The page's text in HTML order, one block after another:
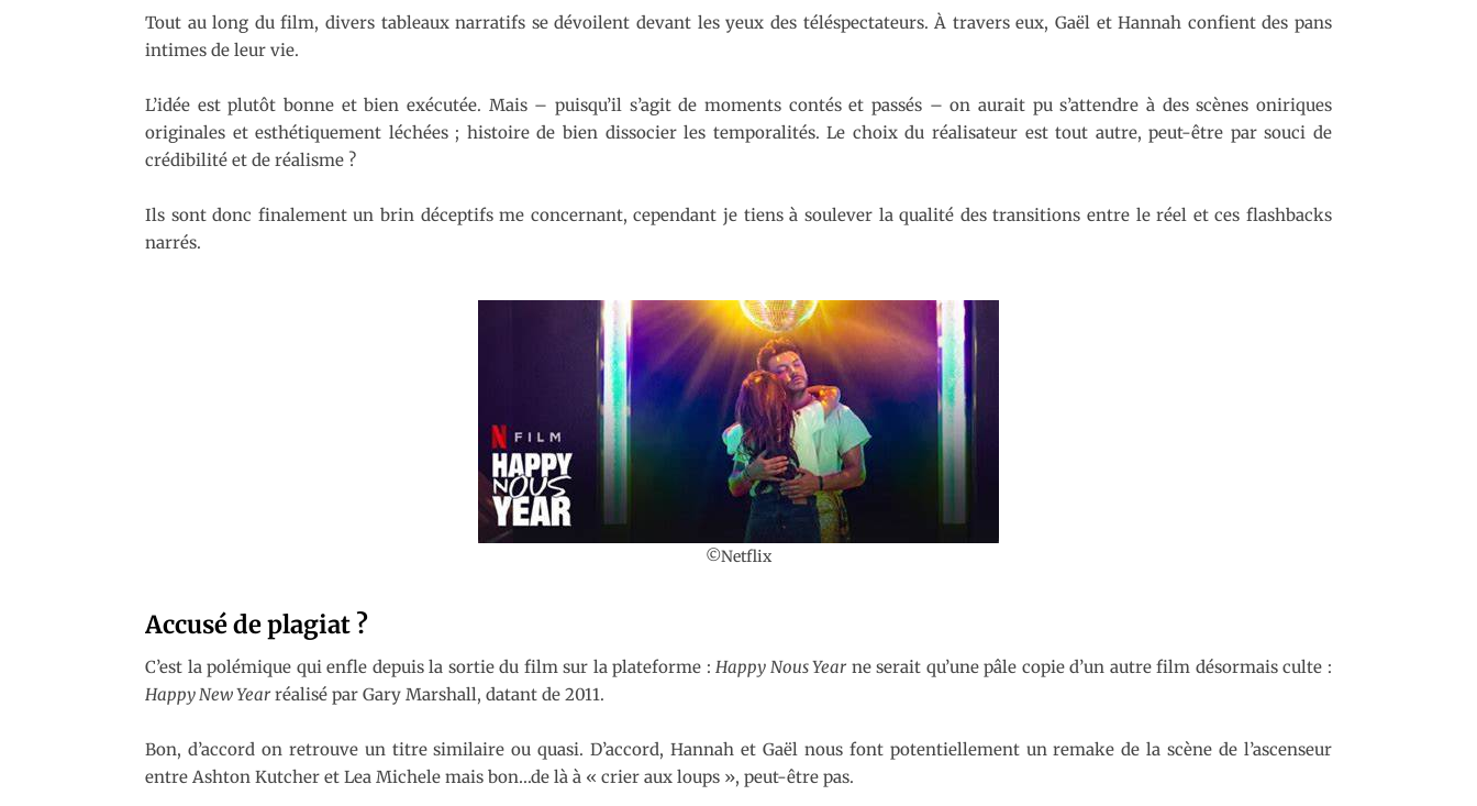
Tout au long du film, divers tableaux narratifs se dévoilent devant les yeux des téléspectateurs. À travers eux, Gaël et Hannah confient des pans
intimes de leur vie.
L’idée est plutôt bonne et bien exécutée. Mais – puisqu’il s’agit de moments contés et passés – on aurait pu s’attendre à des scènes oniriques
originales et esthétiquement léchées ; histoire de bien dissocier les temporalités. Le choix du réalisateur est tout autre, peut-être par souci de
crédibilité et de réalisme ?
Ils sont donc finalement un brin déceptifs me concernant, cependant je tiens à soulever la qualité des transitions entre le réel et ces flashbacks
narrés.
©Netflix
Accusé de plagiat ?
C’est la polémique qui enfle depuis la sortie du film sur la plateforme : Happy Nous Year ne serait qu’une pâle copie d’un autre film désormais culte :
Happy New Year réalisé par Gary Marshall, datant de 2011.
Bon, d’accord on retrouve un titre similaire ou quasi. D’accord, Hannah et Gaël nous font potentiellement un remake de la scène de l’ascenseur
entre Ashton Kutcher et Lea Michele mais bon…de là à « crier aux loups », peut-être pas.